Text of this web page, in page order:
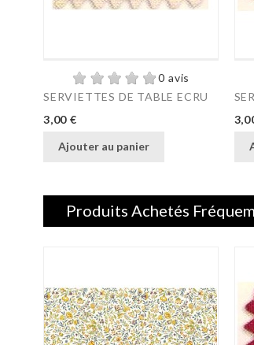
0 avis
SERVIETTES DE TABLE ECRU
Prix
3,00 €
Ajouter au panier
Produits Achetés